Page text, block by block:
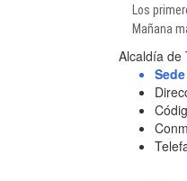
Los
Mañana
Alcaldía de